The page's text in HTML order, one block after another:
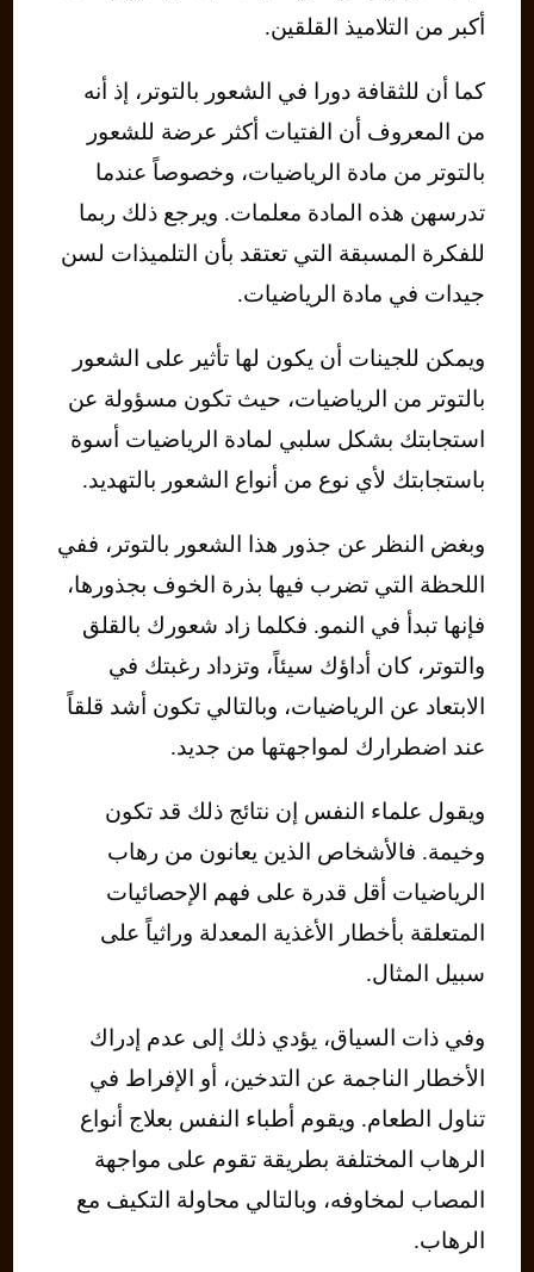
أكبر من التلاميذ القلقين.
كما أن للثقافة دورا في الشعور بالتوتر، إذ أنه
من المعروف أن الفتيات أكثر عرضة للشعور
بالتوتر من مادة الرياضيات، وخصوصاً عندما
تدرسهن هذه المادة معلمات. ويرجع ذلك ربما
للفكرة المسبقة التي تعتقد بأن التلميذات لسن
جيدات في مادة الرياضيات.
ويمكن للجينات أن يكون لها تأثير على الشعور
بالتوتر من الرياضيات، حيث تكون مسؤولة عن
استجابتك بشكل سلبي لمادة الرياضيات أسوة
باستجابتك لأي نوع من أنواع الشعور بالتهديد.
وبغض النظر عن جذور هذا الشعور بالتوتر، ففي
اللحظة التي تضرب فيها بذرة الخوف بجذورها،
فإنها تبدأ في النمو. فكلما زاد شعورك بالقلق
والتوتر، كان أداؤك سيئاً، وتزداد رغبتك في
الابتعاد عن الرياضيات، وبالتالي تكون أشد قلقاً
عند اضطرارك لمواجهتها من جديد.
ويقول علماء النفس إن نتائج ذلك قد تكون
وخيمة. فالأشخاص الذين يعانون من رهاب
الرياضيات أقل قدرة على فهم الإحصائيات
المتعلقة بأخطار الأغذية المعدلة وراثياً على
سبيل المثال.
وفي ذات السياق، يؤدي ذلك إلى عدم إدراك
الأخطار الناجمة عن التدخين، أو الإفراط في
تناول الطعام. ويقوم أطباء النفس بعلاج أنواع
الرهاب المختلفة بطريقة تقوم على مواجهة
المصاب لمخاوفه، وبالتالي محاولة التكيف مع
الرهاب.